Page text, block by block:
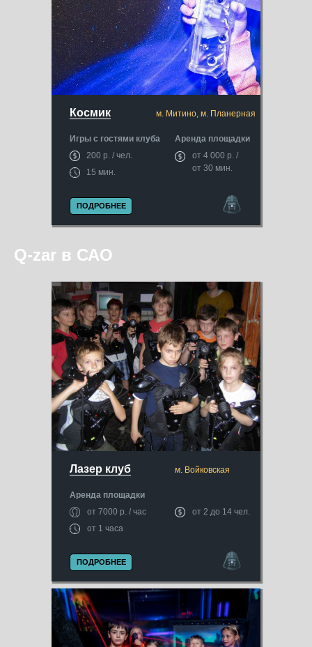
Космик м. Митино, м. Планерная
ПОДРОБНЕЕ
Аренда площадки
15 мин.
200 р. / чел.
Игры с гостями клуба
от 4 000 р. /
от 30 мин.
Q-zar в САО
от 7000 р. / час
м. Войковская
Лазер клуб
ПОДРОБНЕЕ
Аренда площадки
от 2 до 14 чел.
от 1 часа